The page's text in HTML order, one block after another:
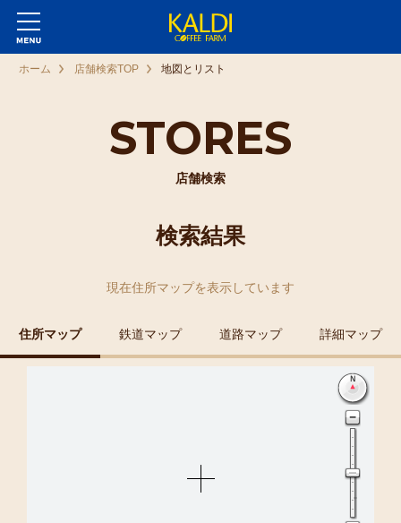
STORES
店舗検索
ホーム 店舗検索TOP 地図とリスト
検索結果
現在住所マップを表示しています
住所マップ 鉄道マップ 道路マップ 詳細マップ